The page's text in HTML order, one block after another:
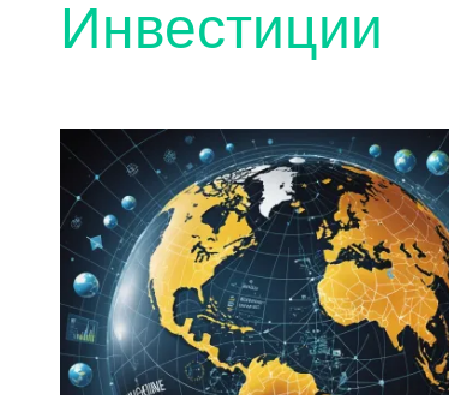
Инвестиции